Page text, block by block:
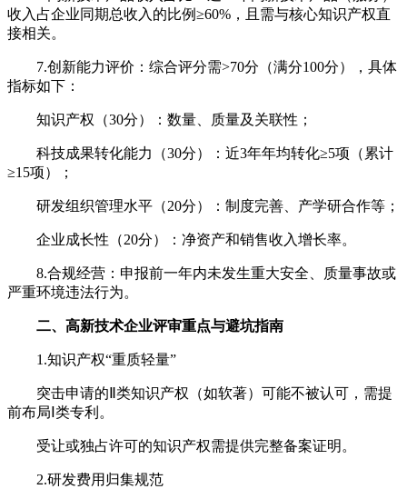
收入占企业同期总收入的比例≥60%，且需与核心知识产权直
接相关。
7.创新能力评价：综合评分需>70分（满分100分），具体
指标如下：
知识产权（30分）：数量、质量及关联性；
科技成果转化能力（30分）：近3年年均转化≥5项（累计
≥15项）；
研发组织管理水平（20分）：制度完善、产学研合作等；
企业成长性（20分）：净资产和销售收入增长率。
8.合规经营：申报前一年内未发生重大安全、质量事故或
严重环境违法行为。
二、高新技术企业评审重点与避坑指南
1.知识产权“重质轻量”
突击申请的Ⅱ类知识产权（如软著）可能不被认可，需提
前布局Ⅰ类专利。
受让或独占许可的知识产权需提供完整备案证明。
2.研发费用归集规范